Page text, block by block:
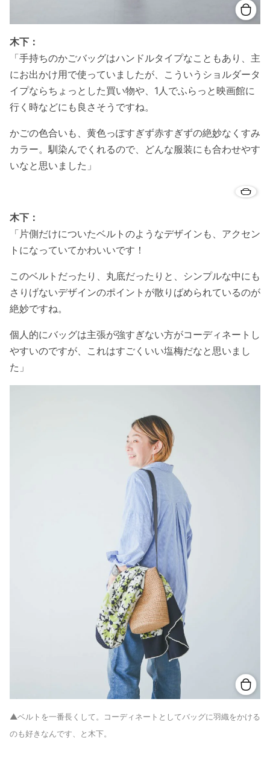
木下：
「手持ちのかごバッグはハンドルタイプなこともあり、主
にお出かけ用で使っていましたが、こういうショルダータ
イプならちょっとした買い物や、1人でふらっと映画館に
行く時などにも良さそうですね。
かごの色合いも、黄色っぽすぎず赤すぎずの絶妙なくすみ
カラー。馴染んでくれるので、どんな服装にも合わせやす
いなと思いました」
木下：
「片側だけについたベルトのようなデザインも、アクセン
トになっていてかわいいです！
このベルトだったり、丸底だったりと、シンプルな中にも
さりげないデザインのポイントが散りばめられているのが
絶妙ですね。
個人的にバッグは主張が強すぎない方がコーディネートし
やすいのですが、これはすごくいい塩梅だなと思いまし
た」
▲ベルトを一番長くして。コーディネートとしてバッグに羽織をかける
のも好きなんです、と木下。